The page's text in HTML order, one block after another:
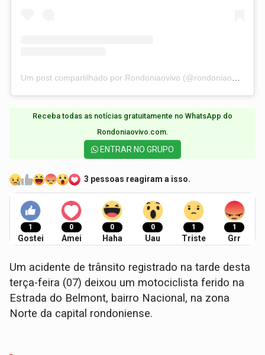
Receba todas as notícias gratuitamente no WhatsApp do
Rondoniaovivo.com.​
ENTRAR NO GRUPO
3 pessoas reagiram a isso.
1
Gostei
0
Amei
0
Haha
0
Uau
1
Triste
1
Grr
Um acidente de trânsito registrado na tarde desta
terça-feira (07) deixou um motociclista ferido na
Estrada do Belmont, bairro Nacional, na zona
Norte da capital rondoniense.